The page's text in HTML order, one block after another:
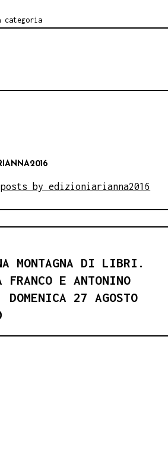
categoria
by edizioniarianna2016
MONTAGNA DI LIBRI.
FRANCO E ANTONINO
27 AGOSTO